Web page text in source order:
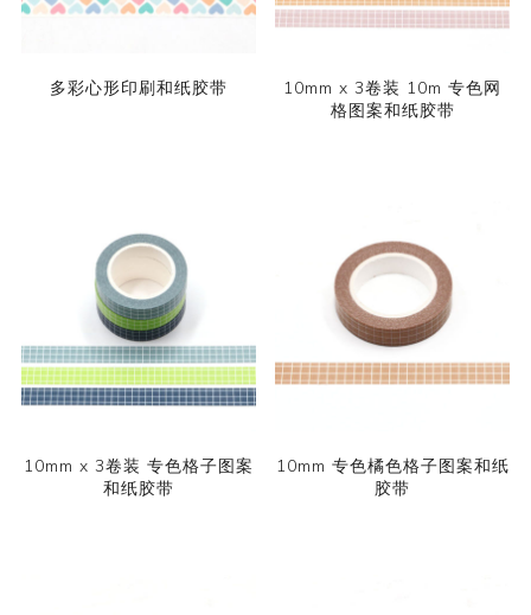
多彩心形印刷和纸胶带
10mm x 3卷装 10m 专色网
格图案和纸胶带
10mm x 3卷装 专色格子图案
和纸胶带
10mm 专色橘色格子图案和纸
胶带